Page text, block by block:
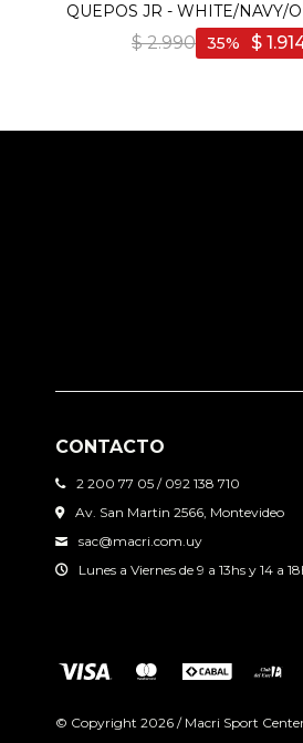
QUEPOS JR - WHITE/NAVY/
Blanco-Marino
$ 2.990 $
35
CONTACTO
2 200 77 05 / 092 138 710
Av. San Martin 2566, Montevideo
sac@macri.com.uy
Lunes a Viernes de 9 a 13hs y 14 a
© Copyright 2026 / Macri Sport